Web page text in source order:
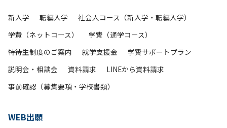
新入学 転編入学
社会人コース（新入学・転編入学）
学費（ネットコース）
学費（通学コース）
特待生制度のご案内
就学支援金
学費サポートプラン
説明会・相談会
資料請求
LINEから資料請求
事前確認（募集要項・学校書類）
WEB出願